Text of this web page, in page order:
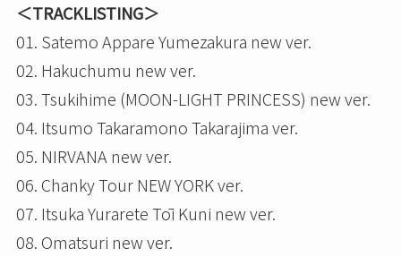
＜TRACKLISTING＞
01. Satemo Appare Yumezakura new ver.
02. Hakuchumu new ver.
03. Tsukihime (MOON-LIGHT PRINCESS) new ver.
04. Itsumo Takaramono Takarajima ver.
05. NIRVANA new ver.
06. Chanky Tour NEW YORK ver.
07. Itsuka Yurarete Tōi Kuni new ver.
08. Omatsuri new ver.